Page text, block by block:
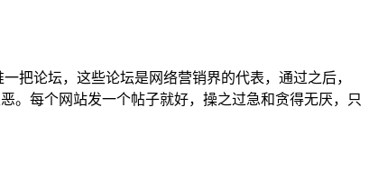
把论坛，这些论坛是网络营销界的代表，通过之后，
。每个网站发一个帖子就好，操之过急和贪得无厌，只